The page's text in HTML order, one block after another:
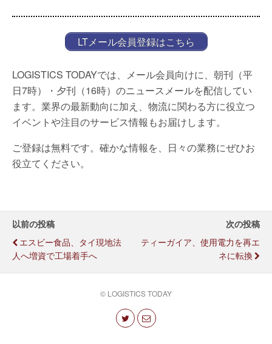
LTメール会員登録はこちら
LOGISTICS TODAYでは、メール会員向けに、朝刊（平
日7時）・夕刊（16時）のニュースメールを配信してい
ます。業界の最新動向に加え、物流に関わる方に役立つ
イベントや注目のサービス情報もお届けします。
ご登録は無料です。確かな情報を、日々の業務にぜひお
役立てください。
以前の投稿
エスビー食品、タイ現地法
人へ増資で工場着手へ
次の投稿
ティーガイア、使用電力を再エ
ネに転換
© LOGISTICS TODAY